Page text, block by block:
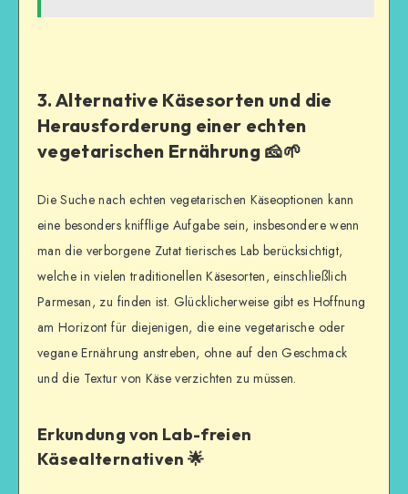
3. Alternative Käsesorten und die
Herausforderung einer echten
vegetarischen Ernährung 🧀🌱
Die Suche nach echten vegetarischen Käseoptionen kann
eine besonders knifflige Aufgabe sein, insbesondere wenn
man die verborgene Zutat tierisches Lab berücksichtigt,
welche in vielen traditionellen Käsesorten, einschließlich
Parmesan, zu finden ist. Glücklicherweise gibt es Hoffnung
am Horizont für diejenigen, die eine vegetarische oder
vegane Ernährung anstreben, ohne auf den Geschmack
und die Textur von Käse verzichten zu müssen.
Erkundung von Lab-freien
Käsealternativen 🌟